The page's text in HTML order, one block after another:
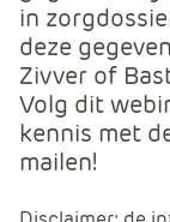
in
deze
Zivver of
Volg dit
kennis met
mailen!